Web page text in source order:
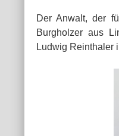
Der Anwalt, der
Burgholzer aus
Ludwig Reinthaler